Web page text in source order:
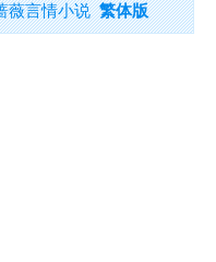
薇言情小说 繁体版